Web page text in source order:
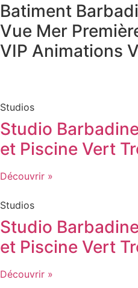
Batiment
Vue Mer
VIP Animations
Studios
Studio
et Piscine Vert
Découvrir »
Studios
Studio
et Piscine Vert
Découvrir »